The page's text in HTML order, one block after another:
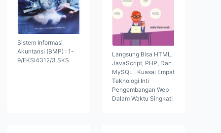
Sistem Informasi
Akuntansi (BMP) : 1-
9/EKSI4312/3 SKS
Langsung Bisa HTML,
JavaScript, PHP, Dan
MySQL : Kuasai Empat
Teknologi Inti
Pengembangan Web
Dalam Waktu Singkat!